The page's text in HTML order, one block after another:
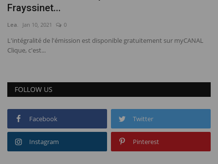
Quiz
Frayssinet...
Lea. Jan 10, 2021 0
L'intégralité de l'émission est disponible gratuitement sur myCANAL
Clique, c'est...
FOLLOW US
Facebook Twitter
Instagram Pinterest